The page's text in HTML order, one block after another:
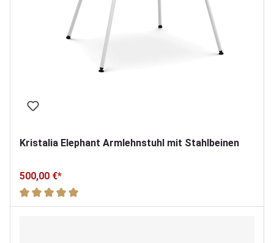
Kristalia Elephant Armlehnstuhl mit Stahlbeinen
500,00 €*
Durchschnittliche Bewertung von 5 von 5 Sternen